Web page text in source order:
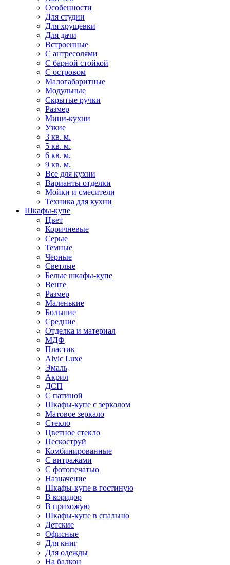
Особенности
Для студии
Для хрущевки
Для дачи
Встроенные
С антресолями
С барной стойкой
С островом
Малогабаритные
Модульные
Скрытые ручки
Размер
Мини-кухни
Узкие
3 кв. м.
5 кв. м.
6 кв. м.
9 кв. м.
Все для кухни
Варианты отделки
Мойки и смесители
Техника для кухни
Шкафы-купе
Цвет
Коричневые
Серые
Темные
Черные
Светлые
Белые шкафы-купе
Венге
Размер
Маленькие
Большие
Средние
Отделка и материал
МДФ
Пластик
Alvic Luxe
Эмаль
Акрил
ДСП
С патиной
Шкафы-купе с зеркалом
Матовое зеркало
Стекло
Цветное стекло
Пескоструй
Комбинированные
С витражами
С фотопечатью
Назначение
Шкафы-купе в гостиную
В коридор
В прихожую
Шкафы-купе в спальню
Детские
Офисные
Для книг
Для одежды
На балкон